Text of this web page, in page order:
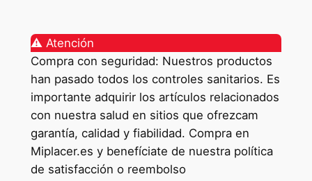
⚠️ Atención
Compra con seguridad: Nuestros productos
han pasado todos los controles sanitarios. Es
importante adquirir los artículos relacionados
con nuestra salud en sitios que ofrezcam
garantía, calidad y fiabilidad. Compra en
Miplacer.es y benefíciate de nuestra política
de satisfacción o reembolso